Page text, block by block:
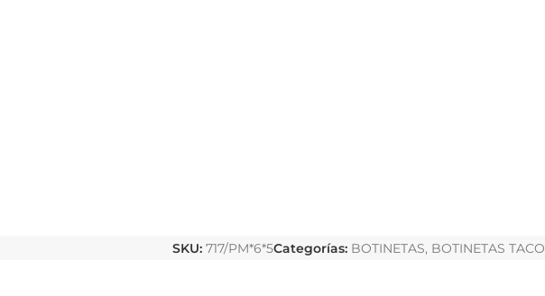
SKU: 717/PM*6*5Categorías: BOTINETAS, BOTINETAS TACO